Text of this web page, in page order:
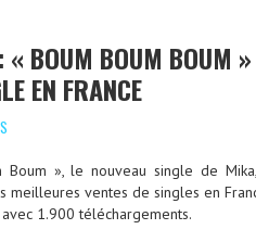
BOUM BOUM BOUM »
EN FRANCE
Boum », le nouveau single de
meilleures ventes de singles en
1.900 téléchargements.